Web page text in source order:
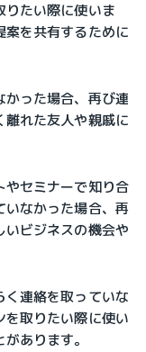
りたい際に使いま
案を共有するために
った場合、再び連
れた友人や親戚に
やセミナーで知り合
いなかった場合、再
ビジネスの機会や
連絡を取っていな
を取りたい際に使い
あります。